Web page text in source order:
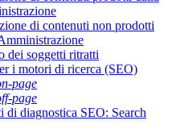
di contenuti non prodotti
dei soggetti ritratti
i motori di ricerca (SEO)
page
page
di diagnostica SEO: Search